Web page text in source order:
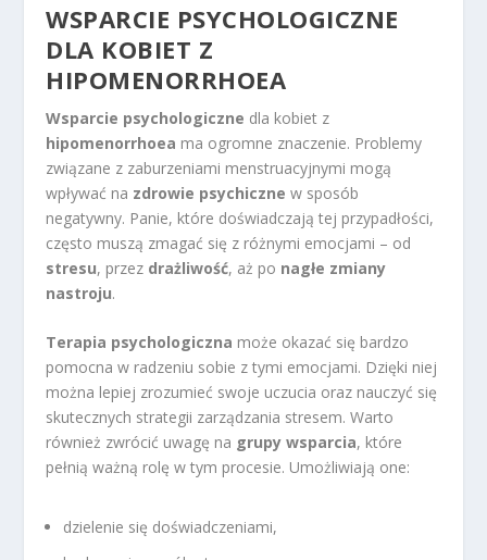
WSPARCIE PSYCHOLOGICZNE
DLA KOBIET Z
HIPOMENORRHOEA
Wsparcie psychologiczne dla kobiet z
hipomenorrhoea ma ogromne znaczenie. Problemy
związane z zaburzeniami menstruacyjnymi mogą
wpływać na zdrowie psychiczne w sposób
negatywny. Panie, które doświadczają tej przypadłości,
często muszą zmagać się z różnymi emocjami – od
stresu, przez drażliwość, aż po nagłe zmiany
nastroju.
Terapia psychologiczna może okazać się bardzo
pomocna w radzeniu sobie z tymi emocjami. Dzięki niej
można lepiej zrozumieć swoje uczucia oraz nauczyć się
skutecznych strategii zarządzania stresem. Warto
również zwrócić uwagę na grupy wsparcia, które
pełnią ważną rolę w tym procesie. Umożliwiają one:
dzielenie się doświadczeniami,